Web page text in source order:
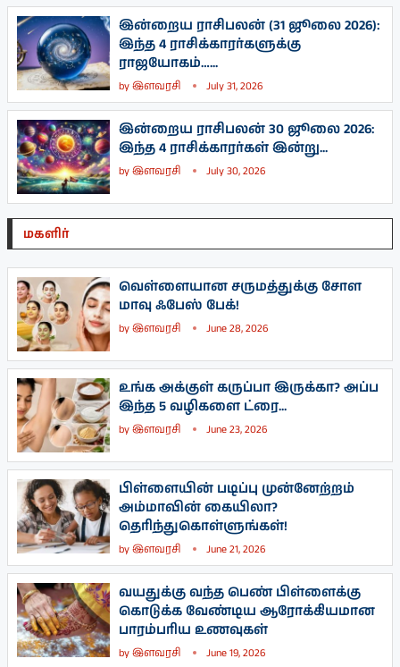
இன்றைய ராசிபலன் (31 ஜூலை 2026):
இந்த 4 ராசிக்காரர்களுக்கு
ராஜயோகம்…...
byஇளவரசி July 31, 2026
இன்றைய ராசிபலன் 30 ஜூலை 2026:
இந்த 4 ராசிக்காரர்கள் இன்று...
byஇளவரசி July 30, 2026
மகளிர்
வெள்ளையான சருமத்துக்கு சோள
மாவு ஃபேஸ் பேக்!
byஇளவரசி June 28, 2026
உங்க அக்குள் கருப்பா இருக்கா? அப்ப
இந்த 5 வழிகளை ட்ரை...
byஇளவரசி June 23, 2026
பிள்ளையின் படிப்பு முன்னேற்றம்
அம்மாவின் கையிலா?
தெரிந்துகொள்ளுங்கள்!
byஇளவரசி June 21, 2026
வயதுக்கு வந்த பெண் பிள்ளைக்கு
கொடுக்க வேண்டிய ஆரோக்கியமான
பாரம்பரிய உணவுகள்
byஇளவரசி June 19, 2026